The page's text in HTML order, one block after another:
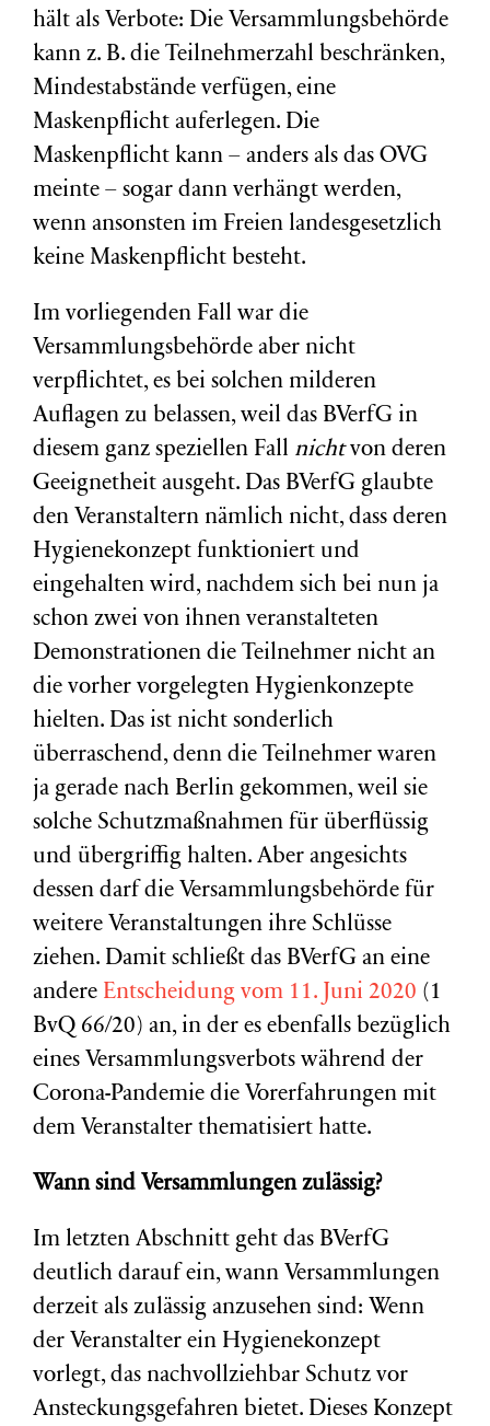
hält als Verbote: Die Versammlungsbehörde
kann z. B. die Teilnehmerzahl beschränken,
Mindestabstände verfügen, eine
Maskenpflicht auferlegen. Die
Maskenpflicht kann – anders als das OVG
meinte – sogar dann verhängt werden,
wenn ansonsten im Freien landesgesetzlich
keine Maskenpflicht besteht.
Im vorliegenden Fall war die
Versammlungsbehörde aber nicht
verpflichtet, es bei solchen milderen
Auflagen zu belassen, weil das BVerfG in
diesem ganz speziellen Fall nichtvon deren
Geeignetheit ausgeht. Das BVerfG glaubte
den Veranstaltern nämlich nicht, dass deren
Hygienekonzept funktioniert und
eingehalten wird, nachdem sich bei nun ja
schon zwei von ihnen veranstalteten
Demonstrationen die Teilnehmer nicht an
die vorher vorgelegten Hygienkonzepte
hielten. Das ist nicht sonderlich
überraschend, denn die Teilnehmer waren
ja gerade nach Berlin gekommen, weil sie
solche Schutzmaßnahmen für überflüssig
und übergriffig halten. Aber angesichts
dessen darf die Versammlungsbehörde für
weitere Veranstaltungen ihre Schlüsse
ziehen. Damit schließt das BVerfG an eine
andere Entscheidung vom 11. Juni 2020 (1
BvQ 66/20) an, in der es ebenfalls bezüglich
eines Versammlungsverbots während der
Corona-Pandemie die Vorerfahrungen mit
dem Veranstalter thematisiert hatte.
Wann sind Versammlungen zulässig?
Im letzten Abschnitt geht das BVerfG
deutlich darauf ein, wann Versammlungen
derzeit als zulässig anzusehen sind: Wenn
der Veranstalter ein Hygienekonzept
vorlegt, das nachvollziehbar Schutz vor
Ansteckungsgefahren bietet. Dieses Konzept